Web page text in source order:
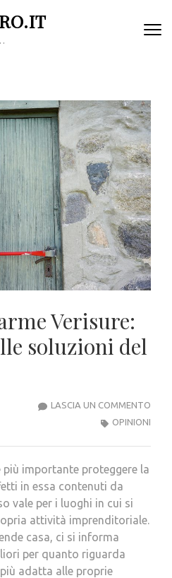
Verisure:
soluzioni del
LASCIA UN COMMENTO
OPINIONI
più importante proteggere la
in essa contenuti da
vale per i luoghi in cui si
attività imprenditoriale.
casa, ci si informa
per quanto riguarda
adatta alle proprie